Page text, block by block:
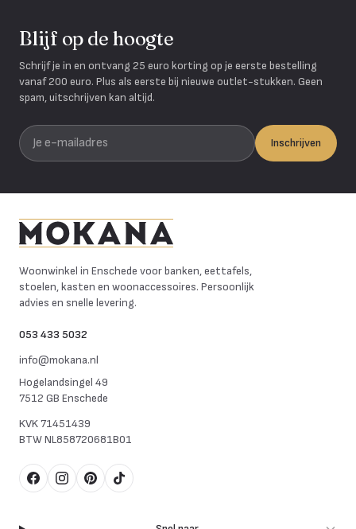
Blijf op de hoogte
Schrijf je in en ontvang 25 euro korting op je eerste bestelling
vanaf 200 euro. Plus als eerste bij nieuwe outlet-stukken. Geen
spam, uitschrijven kan altijd.
Je e-mailadres
Inschrijven
Woonwinkel in Enschede voor banken, eettafels,
stoelen, kasten en woonaccessoires. Persoonlijk
advies en snelle levering.
053 433 5032
info@mokana.nl
Hogelandsingel 49
7512 GB Enschede
KVK71451439
BTWNL858720681B01
FacebookInstagram
Pinterest
TikTok